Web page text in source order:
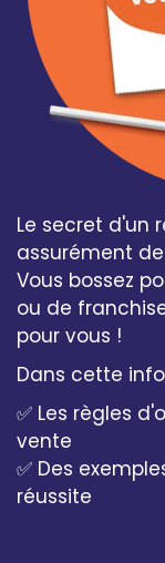
Le secret d'un
assurément
Vous bossez
ou de
pour vous !
Dans cette
✅ Les règles
vente
✅ Des
réussite